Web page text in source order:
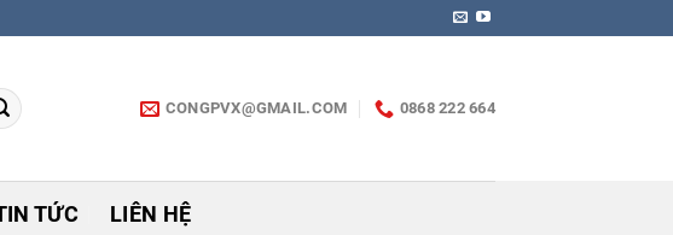
CONGPVX@GMAIL.COM 0868 222 664
TỨC LIÊN HỆ